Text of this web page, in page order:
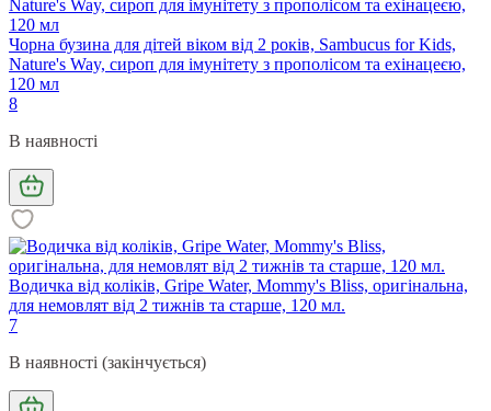
Чорна бузина для дітей віком від 2 років, Sambucus for Kids,
Nature's Way, сироп для імунітету з прополісом та ехінацеєю,
120 мл
8
В наявності
Водичка від коліків, Gripe Water, Mommy's Bliss, оригінальна,
для немовлят від 2 тижнів та старше, 120 мл.
7
В наявності (закінчується)